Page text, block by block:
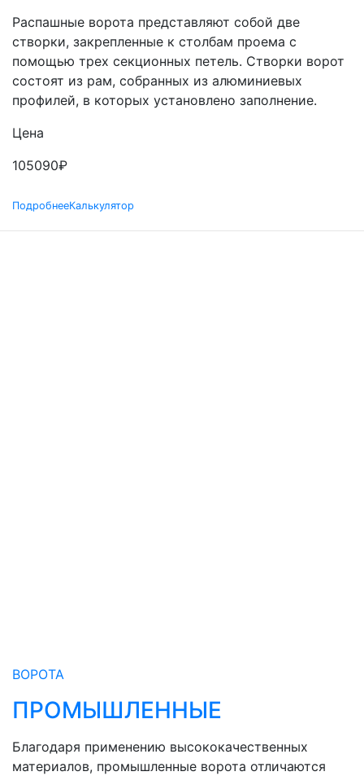
Распашные ворота представляют собой две
створки, закрепленные к столбам проема с
помощью трех секционных петель. Створки ворот
состоят из рам, собранных из алюминиевых
профилей, в которых установлено заполнение.
Цена
105090₽
ПодробнееКалькулятор
ВОРОТА
ПРОМЫШЛЕННЫЕ
Благодаря применению высококачественных
материалов, промышленные ворота отличаются